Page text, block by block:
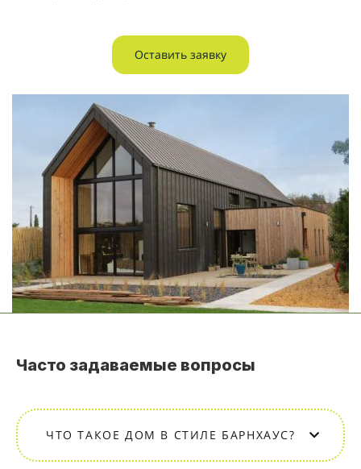
Оставить заявку
Часто задаваемые вопросы
ЧТО ТАКОЕ ДОМ В СТИЛЕ БАРНХАУС?